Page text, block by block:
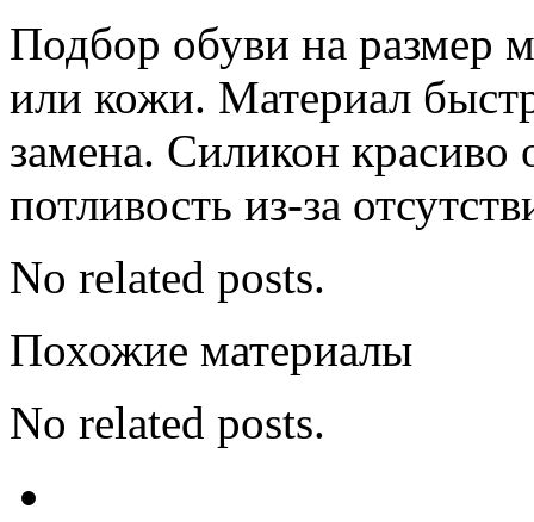
Подбор обуви на размер
или кожи. Материал
замена. Силикон красиво
потливость из-за
No related posts.
Похожие материалы
No related posts.